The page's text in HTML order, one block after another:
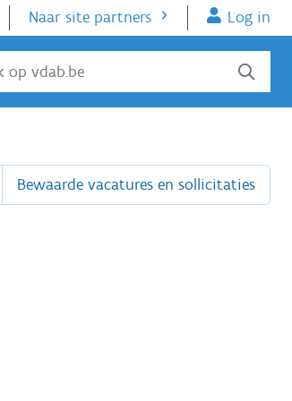
Naar site partners Log in
Bewaarde vacatures en sollicitaties